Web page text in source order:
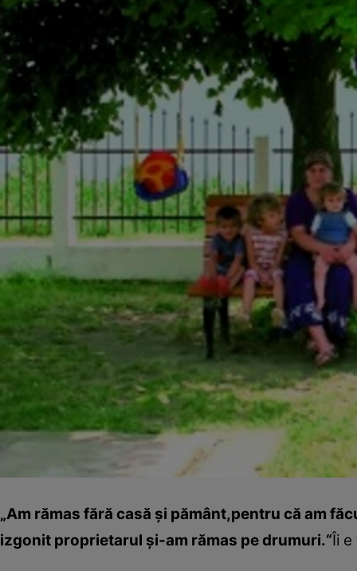
„Am rămas fără casă şi pământ,pentru că am
izgonit ­proprietarul ­şi-am rămas pe drumuri.“Îi